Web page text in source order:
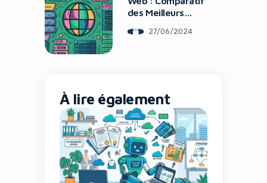
des Meilleurs
27/06/2024
À lire également
Yes, I will turn off Ad-Blocker
No Thanks